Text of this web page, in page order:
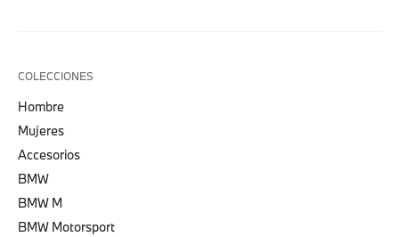
COLECCIONES
Hombre
Mujeres
Accesorios
BMW
BMW M
BMW Motorsport